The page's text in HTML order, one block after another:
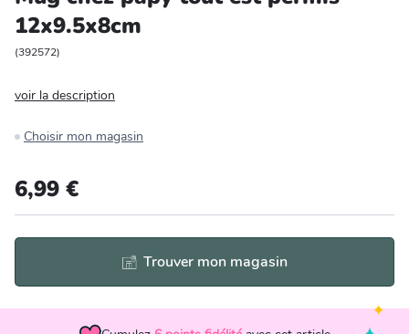
Bricolage et auto
Jardin et plein air
12x9.5x8cm
(392572)
voir la description
Choisir mon magasin
6,99 €
Trouver mon magasin